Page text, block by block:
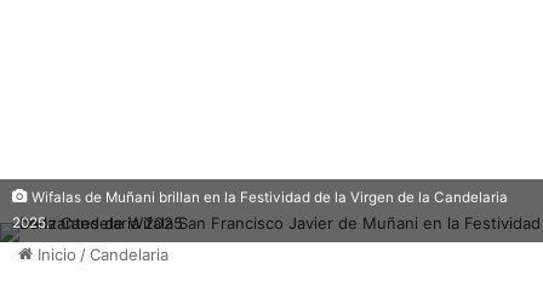
Wifalas de Muñani brillan en la Festividad de la Virgen de la Candelaria
2025.
Inicio /Candelaria